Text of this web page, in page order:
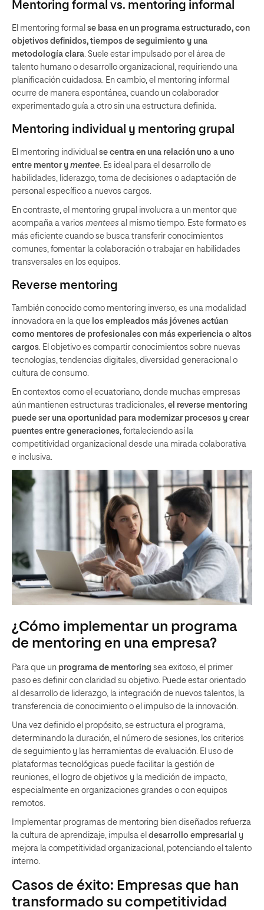
Mentoring formal vs. mentoring informal
El mentoring formal se basa en un programa estructurado, con
objetivos definidos, tiempos de seguimiento y una
metodología clara . Suele estar impulsado por el área de
talento humano o desarrollo organizacional, requiriendo una
planificación cuidadosa. En cambio, el mentoring informal
ocurre de manera espontánea, cuando un colaborador
experimentado guía a otro sin una estructura definida.
Mentoring individual y mentoring grupal
El mentoring individual se centra en una relación uno a uno
entre mentor y mentee . Es ideal para el desarrollo de
habilidades, liderazgo, toma de decisiones o adaptación de
personal específico a nuevos cargos.
En contraste, el mentoring grupal involucra a un mentor que
acompaña a varios mentees al mismo tiempo. Este formato es
más eficiente cuando se busca transferir conocimientos
comunes, fomentar la colaboración o trabajar en habilidades
transversales en los equipos.
Reverse mentoring
También conocido como mentoring inverso, es una modalidad
innovadora en la que los empleados más jóvenes actúan
como mentores de profesionales con más experiencia o altos
cargos . El objetivo es compartir conocimientos sobre nuevas
tecnologías, tendencias digitales, diversidad generacional o
cultura de consumo.
En contextos como el ecuatoriano, donde muchas empresas
aún mantienen estructuras tradicionales, el reverse mentoring
puede ser una oportunidad para modernizar procesos y crear
puentes entre generaciones , fortaleciendo así la
competitividad organizacional desde una mirada colaborativa
e inclusiva.
¿Cómo implementar un programa
de mentoring en una empresa?
Para que un programa de mentoring sea exitoso, el primer
paso es definir con claridad su objetivo. Puede estar orientado
al desarrollo de liderazgo, la integración de nuevos talentos, la
transferencia de conocimiento o el impulso de la innovación.
Una vez definido el propósito, se estructura el programa,
determinando la duración, el número de sesiones, los criterios
de seguimiento y las herramientas de evaluación. El uso de
plataformas tecnológicas puede facilitar la gestión de
reuniones, el logro de objetivos y la medición de impacto,
especialmente en organizaciones grandes o con equipos
remotos.
Implementar programas de mentoring bien diseñados refuerza
la cultura de aprendizaje, impulsa el desarrollo empresarial y
mejora la competitividad organizacional, potenciando el talento
interno.
Casos de éxito: Empresas que han
transformado su competitividad